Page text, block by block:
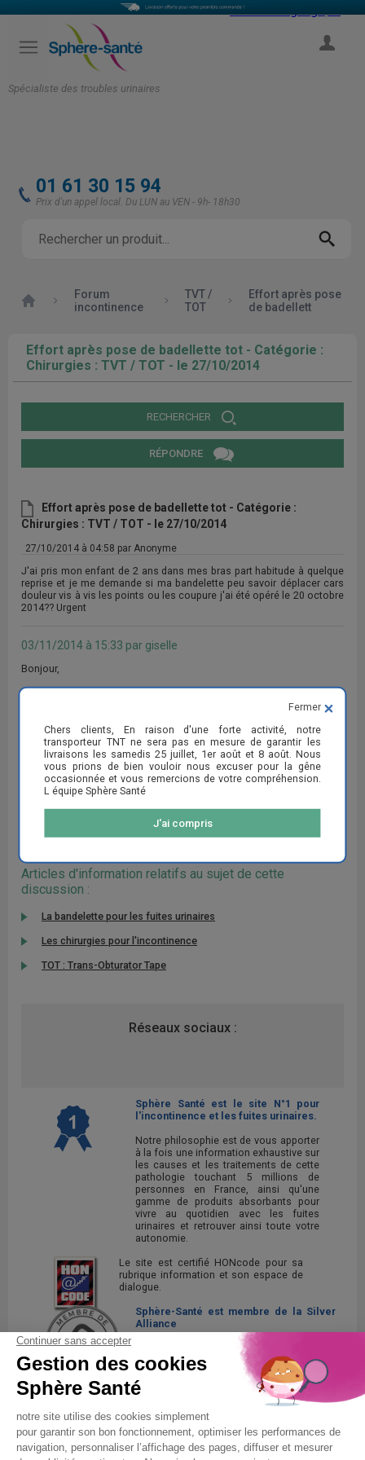
Spécialiste des troubles urinaires
Select Language
01 61 30 15 94
Prix d'un appel local. Du LUN au VEN - 9h- 18h30
Accueil
Forum
incontinence
TVT /
TOT
Effort après pose
de badellett
Effort après pose de badellette tot - Catégorie :
Chirurgies : TVT / TOT - le 27/10/2014
RECHERCHER
RÉPONDRE
Effort après pose de badellette tot - Catégorie :
Chirurgies : TVT / TOT - le 27/10/2014
27/10/2014 à 04:58 par Anonyme
J'ai pris mon enfant de 2 ans dans mes bras part habitude à quelque
reprise et je me demande si ma bandelette peu savoir déplacer cars
douleur vis à vis les points ou les coupure j'ai été opéré le 20 octobre
2014?? Urgent
03/11/2014 à 15:33 par giselle
Bonjour,
Est-ce que tu ressens toujours les douleurs ? Si c'est le cas, va voir
ton chirurgien pour qu'il puisse vérifier si la bandelette est toujours en
place ou si elle s'est déplacée. Sinon, normalement il n'y a rien à
craindre, elle devrait rester en place. Bon rétablissement et ne fais
pas trop d'effort physique ne serait-ce que de faire de la marche à
pied ou monter des escaliers.
RÉPONDRE
Articles d'information relatifs au sujet de cette
discussion :
La bandelette pour les fuites urinaires
Les chirurgies pour l'incontinence
TOT : Trans-Obturator Tape
Réseaux sociaux :
Sphère Santé est le site N°1 pour
l'incontinence et les fuites urinaires.
Notre philosophie est de vous apporter
à la fois une information exhaustive sur
les causes et les traitements de cette
pathologie touchant 5 millions de
personnes en France, ainsi qu'une
gamme de produits absorbants pour
vivre au quotidien avec les fuites
urinaires et retrouver ainsi toute votre
autonomie.
Le site est certifié HONcode pour sa
rubrique information et son espace de
dialogue.
Sphère-Santé est membre de la Silver
Alliance
La Silver Alliance est un collectif
d'entreprises au service des seniors,
spécialisé dans le bien vieillir à domicile.
Chers clients, En raison d'une forte activité, notre
transporteur TNT ne sera pas en mesure de garantir les
livraisons les samedis 25 juillet, 1er août et 8 août. Nous
vous prions de bien vouloir nous excuser pour la gêne
occasionnée et vous remercions de votre compréhension.
L équipe Sphère Santé
J'ai compris
Fermer